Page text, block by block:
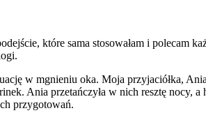
które sama stosowałam i polecam
w mgnieniu oka. Moja przyjaciółka,
Ania przetańczyła w nich resztę nocy, a
przygotowań.